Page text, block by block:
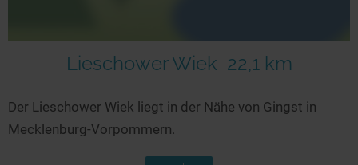
Lieschower Wiek 22,1 km
Der Lieschower Wiek liegt in der Nähe von Gingst in
Mecklenburg-Vorpommern.